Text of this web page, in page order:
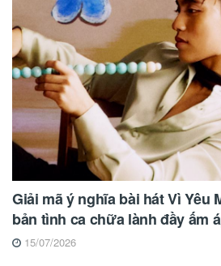
Giải mã ý nghĩa bài hát Vì Yêu
bản tình ca chữa lành đầy ấm
15/07/2026